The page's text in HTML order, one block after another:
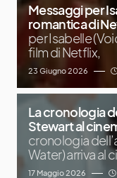
Messaggi per
romantica di
per Isabelle
film di Netflix,
23 Giugno 2026
La cronologia
Stewart al
cronologia
Water) arriva al
17 Maggio 2026